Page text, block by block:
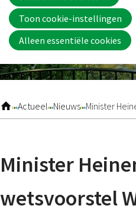
main
content
Actueel Nieuws Minister
Minister
wetsvoorstel
Toon cookie-instellingen
Alleen essentiële cookies